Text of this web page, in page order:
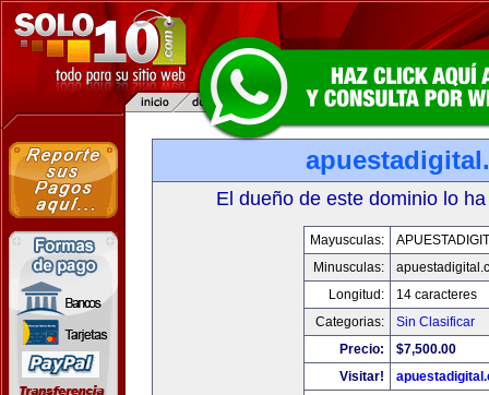
El dueño de este dominio lo
Mayusculas:
Minusculas:
Longitud:
14 caracteres
Categorias:
Sin Clasificar
Precio:
$7,500.00
Visitar!